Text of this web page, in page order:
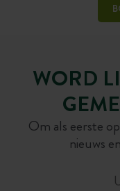
WORD
Om als eerste
nieuws